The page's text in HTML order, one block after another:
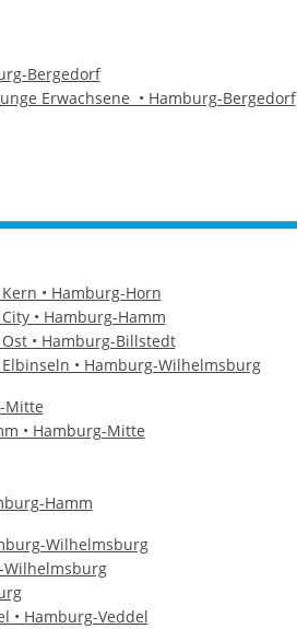
Bergedorf
Erwachsene • Hamburg-Bergedorf
• Hamburg-Horn
• Hamburg-Hamm
• Hamburg-Billstedt
• Hamburg-Wilhelmsburg
Mitte
• Hamburg-Mitte
Hamm
Wilhelmsburg
Wilhelmsburg
• Hamburg-Veddel